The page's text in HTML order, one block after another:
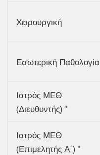
Χειρουργική
Εσωτερική Παθολογία
Ιατρός ΜΕΘ
(Διευθυντής) *
Ιατρός ΜΕΘ
(Επιμελητής Α΄) *